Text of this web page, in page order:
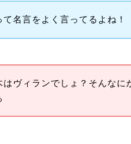
名言をよく言ってるよね！
はヴィランでしょ？そんなに